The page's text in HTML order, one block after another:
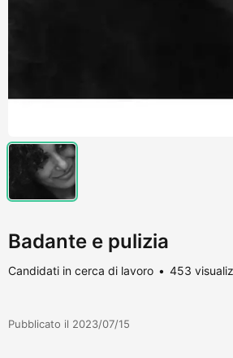
Badante e pulizia
Candidati in cerca di lavoro 453
Pubblicato il 2023/07/15